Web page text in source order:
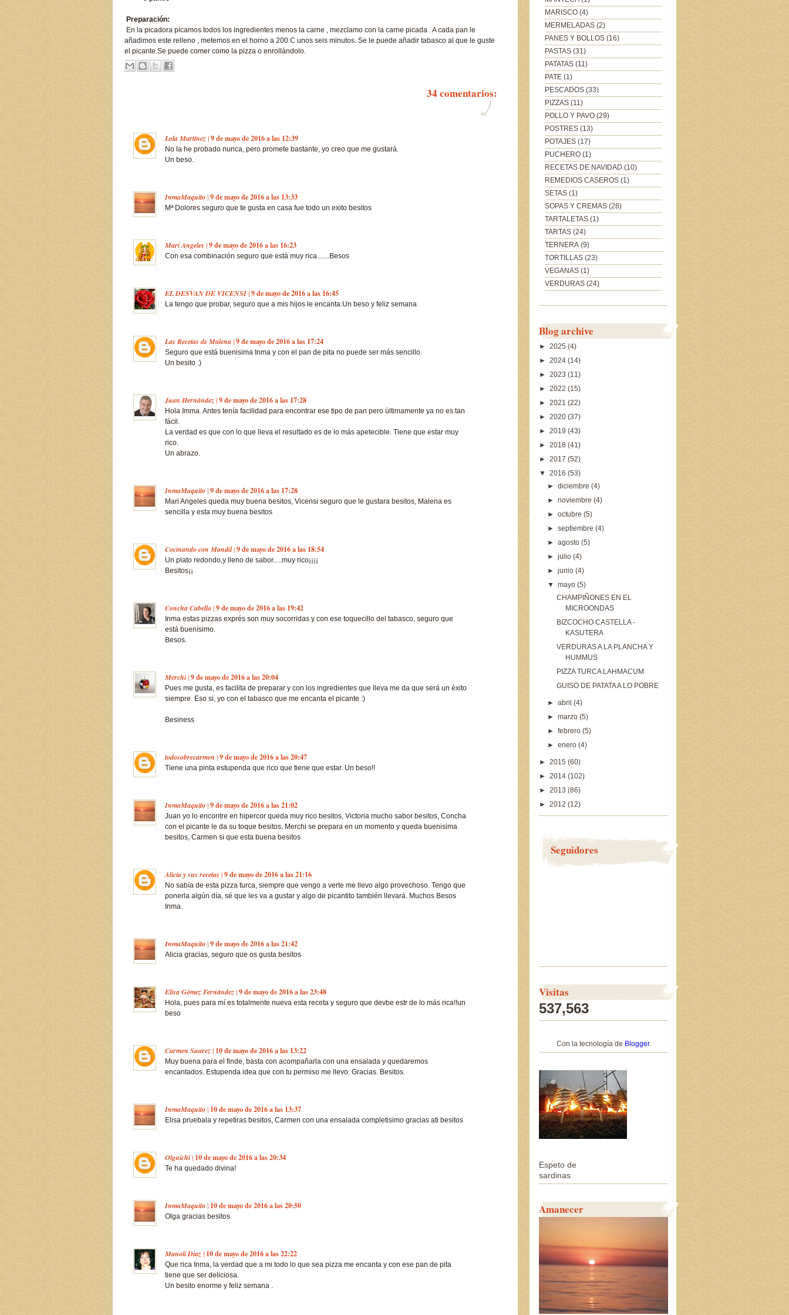
Preparación:
En la picadora picamos todos los ingredientes menos la carne , mezclamo con la carne picada . A cada pan le
añadimos este relleno , metemos en el horno a 200 C unos seis minutos. Se le puede añadir tabasco al que le guste
el picante.Se puede comer como la pizza o enrollándolo.
34 comentarios:
Lola Martínez|9 de mayo de 2016 a las 12:39
No la he probado nunca, pero promete bastante, yo creo que me gustará.
Un beso.
InmaMaquito|9 de mayo de 2016 a las 13:33
Mª Dolores seguro que te gusta en casa fue todo un exito besitos
Mari Angeles |9 de mayo de 2016 a las 16:23
Con esa combinación seguro que está muy rica.......Besos
EL DESVAN DE VICENSI|9 de mayo de 2016 a las 16:45
La tengo que probar, seguro que a mis hijos le encanta.Un beso y feliz semana
Las Recetas de Malena|9 de mayo de 2016 a las 17:24
Seguro que está buenisima Inma y con el pan de pita no puede ser más sencillo.
Un besito :)
Juan Hernández|9 de mayo de 2016 a las 17:28
Hola Imma. Antes tenía facilidad para encontrar ese tipo de pan pero últimamente ya no es tan
fácil.
La verdad es que con lo que lleva el resultado es de lo más apetecible. Tiene que estar muy
rico.
Un abrazo.
InmaMaquito|9 de mayo de 2016 a las 17:28
Mari Angeles queda muy buena besitos, Vicensi seguro que le gustara besitos, Malena es
sencilla y esta muy buena besitos
Cocinando con Mandil|9 de mayo de 2016 a las 18:54
Un plato redondo,y lleno de sabor.....muy rico¡¡¡¡
Besitos¡¡
Concha Cabello|9 de mayo de 2016 a las 19:42
Inma estas pizzas exprés son muy socorridas y con ese toquecillo del tabasco, seguro que
está buenísimo.
Besos.
Merchi|9 de mayo de 2016 a las 20:04
Pues me gusta, es facilita de preparar y con los ingredientes que lleva me da que será un éxito
siempre. Eso si, yo con el tabasco que me encanta el picante :)
Besiness
todosobrecarmen |9 de mayo de 2016 a las 20:47
Tiene una pinta estupenda que rico que tiene que estar. Un beso!!
InmaMaquito|9 de mayo de 2016 a las 21:02
Juan yo lo encontre en hipercor queda muy rico besitos, Victoria mucho sabor besitos, Concha
con el picante le da su toque besitos, Merchi se prepara en un momento y queda buenisima
besitos, Carmen si que esta buena besitos
Alicia y sus recetas |9 de mayo de 2016 a las 21:16
No sabía de esta pizza turca, siempre que vengo a verte me llevo algo provechoso. Tengo que
ponerla algún día, sé que les va a gustar y algo de picantito también llevará. Muchos Besos
Inma.
InmaMaquito|9 de mayo de 2016 a las 21:42
Alicia gracias, seguro que os gusta besitos
Elisa Gómez Fernández|9 de mayo de 2016 a las 23:48
Hola, pues para mí es totalmente nueva esta receta y seguro que devbe estr de lo más rica!!un
beso
Carmen Suarez| 10 de mayo de 2016 a las 13:22
Muy buena para el finde, basta con acompañarla con una ensalada y quedaremos
encantados. Estupenda idea que con tu permiso me llevo. Gracias. Besitos.
InmaMaquito| 10 de mayo de 2016 a las 13:37
Elisa pruebala y repetiras besitos, Carmen con una ensalada completisimo gracias ati besitos
Olguichi| 10 de mayo de 2016 a las 20:34
Te ha quedado divina!
InmaMaquito| 10 de mayo de 2016 a las 20:50
Olga gracias besitos
Manoli Diaz| 10 de mayo de 2016 a las 22:22
Que rica Inma, la verdad que a mi todo lo que sea pizza me encanta y con ese pan de pita
tiene que ser deliciosa.
Un besito enorme y feliz semana .
MARISCO (4)
MERMELADAS (2)
PANES Y BOLLOS (16)
PASTAS (31)
PATATAS (11)
PATE (1)
PESCADOS (33)
PIZZAS (11)
POLLO Y PAVO (29)
POSTRES (13)
POTAJES (17)
PUCHERO (1)
RECETAS DE NAVIDAD (10)
REMEDIOS CASEROS (1)
SETAS (1)
SOPAS Y CREMAS (28)
TARTALETAS (1)
TARTAS (24)
TERNERA (9)
TORTILLAS (23)
VEGANAS (1)
VERDURAS (24)
Blog archive
► 2025 (4)
► 2024 (14)
► 2023 (11)
► 2022 (15)
► 2021 (22)
► 2020 (37)
► 2019 (43)
► 2018 (41)
► 2017 (52)
▼ 2016 (53)
►diciembre(4)
►noviembre(4)
►octubre(5)
►septiembre(4)
►agosto(5)
►julio(4)
►junio(4)
▼mayo(5)
CHAMPIÑONES EN EL
MICROONDAS
BIZCOCHO CASTELLA -
KASUTERA
VERDURAS A LA PLANCHA Y
HUMMUS
PIZZA TURCA LAHMACUM
GUISO DE PATATA A LO POBRE
►abril(4)
►marzo(5)
►febrero(5)
►enero(4)
► 2015 (60)
► 2014 (102)
► 2013 (86)
► 2012 (12)
Seguidores
Visitas
537,563
Con la tecnología de Blogger.
Espeto de
sardinas
Amanecer